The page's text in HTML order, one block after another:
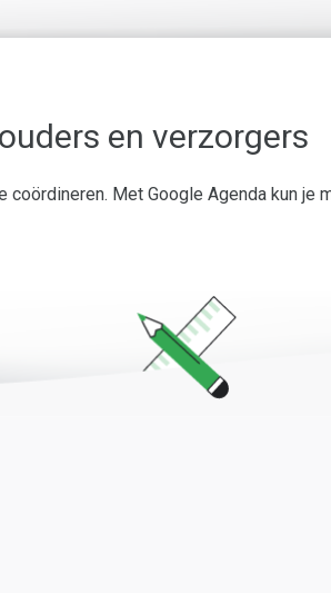
en verzorgers
Met Google Agenda kun je